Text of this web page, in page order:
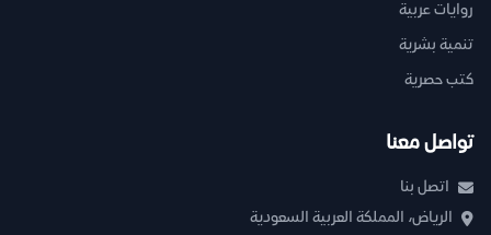
روايات عربية
تنمية بشرية
كتب حصرية
تواصل معنا
اتصل بنا
الرياض، المملكة العربية السعودية